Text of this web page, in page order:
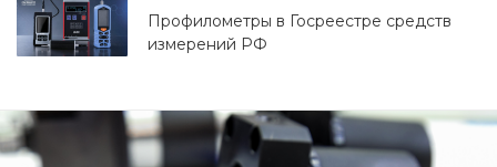
Профилометры в Госреестре средств
измерений РФ